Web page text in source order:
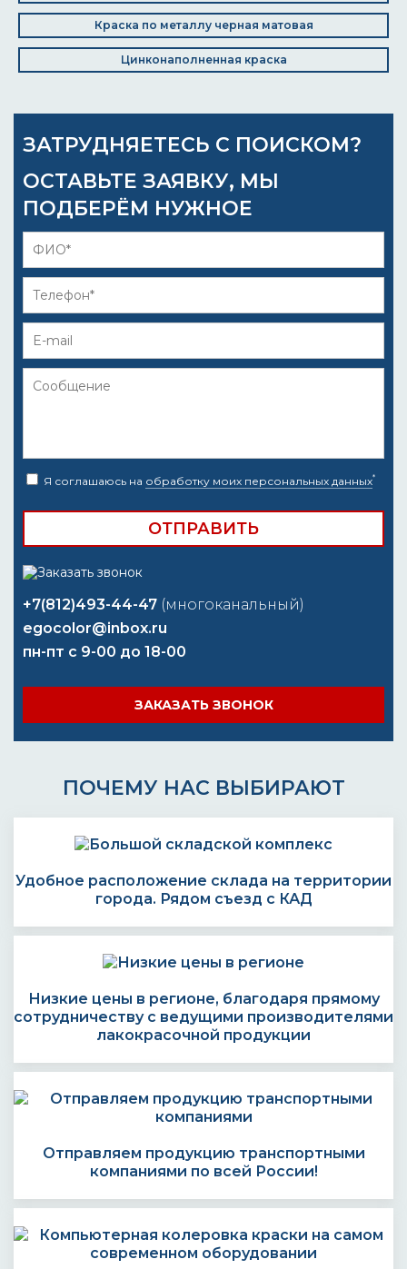
Краска по металлу черная матовая
Цинконаполненная краска
ЗАТРУДНЯЕТЕСЬ С ПОИСКОМ?
ОСТАВЬТЕ ЗАЯВКУ, МЫ
ПОДБЕРЁМ НУЖНОЕ
Я соглашаюсь на обработку моих персональных данных*
+7(812)493-44-47 (многоканальный)
egocolor@inbox.ru
пн-пт с 9-00 до 18-00
ЗАКАЗАТЬ ЗВОНОК
ПОЧЕМУ НАС ВЫБИРАЮТ
Удобное расположение склада на территории
города. Рядом съезд с КАД
Низкие цены в регионе, благодаря прямому
сотрудничеству с ведущими производителями
лакокрасочной продукции
Отправляем продукцию транспортными
компаниями по всей России!